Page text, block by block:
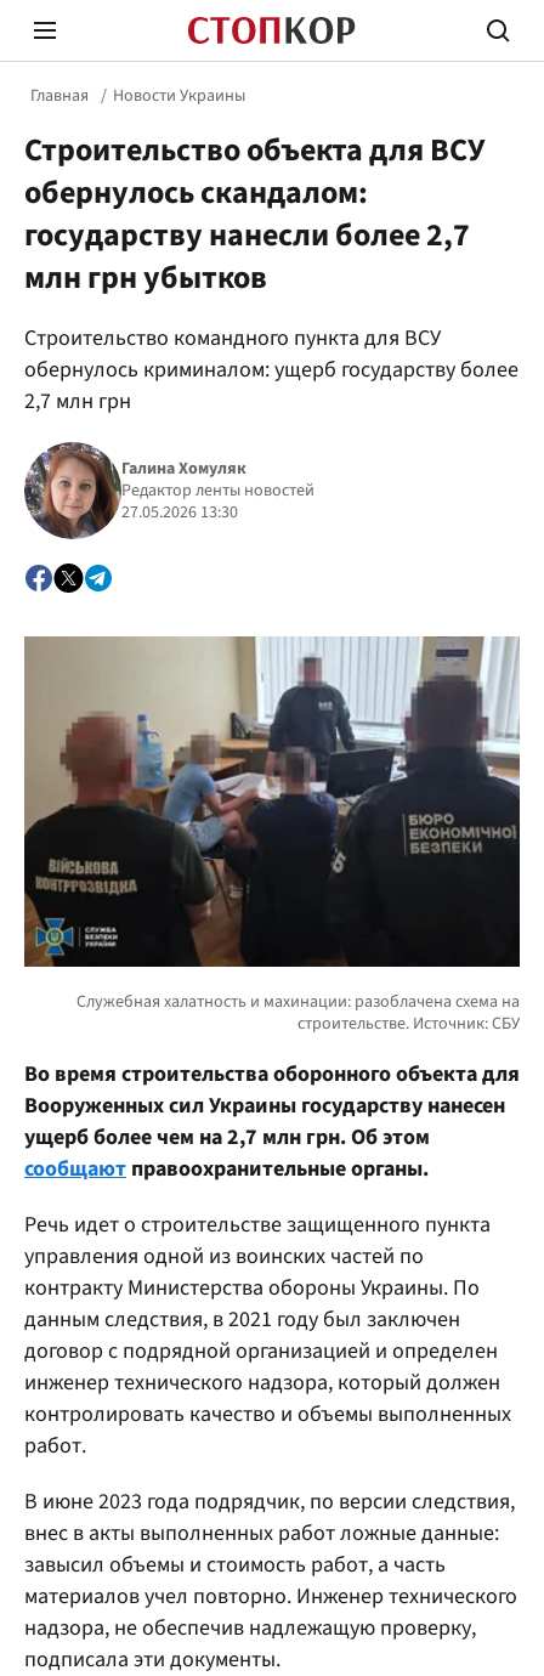
Стоп Политической Коррупции
Политика
Главная Новости Украины
Строительство объекта для ВСУ
обернулось скандалом:
государству нанесли более 2,7
млн грн убытков
Строительство командного пункта для ВСУ
обернулось криминалом: ущерб государству более
2,7 млн грн
Галина Хомуляк
Редактор ленты новостей
27.05.2026 13:30
Во время строительства оборонного объекта для
Вооруженных сил Украины государству нанесен
ущерб более чем на 2,7 млн грн. Об этом
сообщают правоохранительные органы.
Речь идет о строительстве защищенного пункта
управления одной из воинских частей по
контракту Министерства обороны Украины. По
данным следствия, в 2021 году был заключен
договор с подрядной организацией и определен
инженер технического надзора, который должен
контролировать качество и объемы выполненных
работ.
В июне 2023 года подрядчик, по версии следствия,
внес в акты выполненных работ ложные данные:
завысил объемы и стоимость работ, а часть
материалов учел повторно. Инженер технического
надзора, не обеспечив надлежащую проверку,
подписала эти документы.